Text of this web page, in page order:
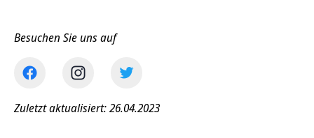
Besuchen Sie uns auf
Zuletzt aktualisiert: 26.04.2023